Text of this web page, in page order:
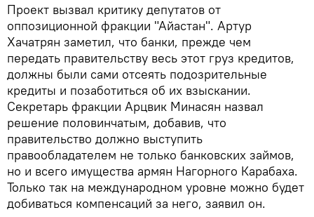
Проект вызвал критику депутатов от
оппозиционной фракции "Айастан". Артур
Хачатрян заметил, что банки, прежде чем
передать правительству весь этот груз кредитов,
должны были сами отсеять подозрительные
кредиты и позаботиться об их взыскании.
Секретарь фракции Арцвик Минасян назвал
решение половинчатым, добавив, что
правительство должно выступить
правообладателем не только банковских займов,
но и всего имущества армян Нагорного Карабаха.
Только так на международном уровне можно будет
добиваться компенсаций за него, заявил он.